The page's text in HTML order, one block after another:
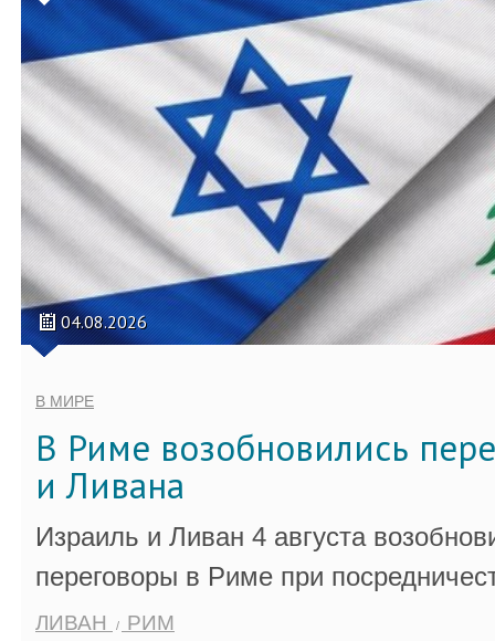
04.08.2026
В МИРЕ
В Риме возобновились
и Ливана
Израиль и Ливан 4 августа
переговоры в Риме при
ЛИВАН РИМ